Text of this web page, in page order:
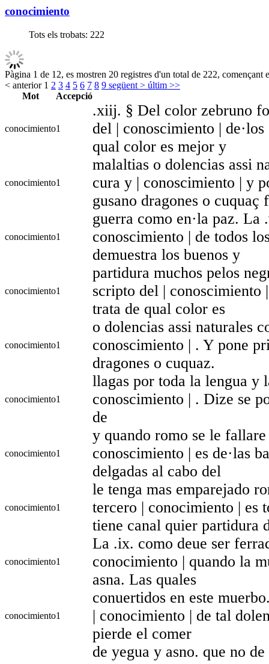
conocimiento
Tots els trobats: 222
Pàgina 1 de 12, es mostren 20 registres d'un total de 222, començant
< anterior 1 2 3 4 5 6 7 8 9 següent > últim >>
Mot
Accepció
conocimiento1
.xiij. § Del color zebruno
del | conoscimiento |
qual color es mejor y
conocimiento1
malaltias o dolencias assi
cura y | conoscimiento | y
gusano dragones o
conocimiento1
guerra como en·la paz.
conoscimiento | de todos
demuestra los buenos y
conocimiento1
partidura muchos pelos
scripto del | conoscimiento
trata de qual color es
conocimiento1
o dolencias assi naturales
conoscimiento | . Y pone
dragones o cuquaz.
conocimiento1
llagas por toda la lengua y
conoscimiento | . Dize se
de
conocimiento1
y quando romo se le
conoscimiento | es de·las
delgadas al cabo del
conocimiento1
le tenga mas emparejado
tercero | conocimiento | es
tiene canal quier partidura
conocimiento1
La .ix. como deue ser
conocimiento | quando la
asna. Las quales
conocimiento1
conuertidos en este
| conocimiento | de tal
pierde el comer
de yegua y asno. que no